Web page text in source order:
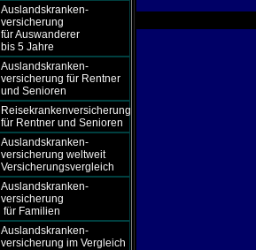
Auslandskranken-
versicherung
für Auswanderer
bis 5 Jahre
Auslandskranken-
versicherung für Rentner
und Senioren
Reisekrankenversicherung
für Rentner und Senioren
Auslandskranken-
versicherung weltweit
Versicherungsvergleich
Auslandskranken-
versicherung
für Familien
Auslandskranken-
versicherung im Vergleich